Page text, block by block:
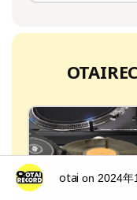
otai on 2024年